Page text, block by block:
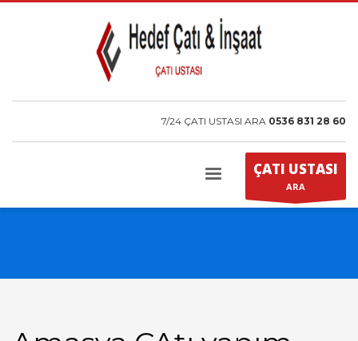
7/24 ÇATI USTASI ARA 0536 831 28 60
ÇATI USTASI
ARA